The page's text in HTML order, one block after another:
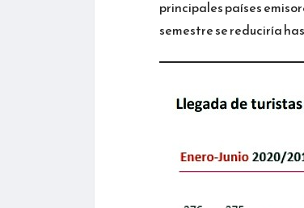
principales países
semestre se reduciría